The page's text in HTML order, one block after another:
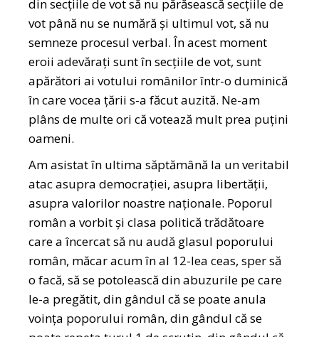
din secțiile de vot să nu părăsească secțiile de
vot până nu se numără și ultimul vot, să nu
semneze procesul verbal. În acest moment
eroii adevărați sunt în secțiile de vot, sunt
apărători ai votului românilor într-o duminică
în care vocea țării s-a făcut auzită. Ne-am
plâns de multe ori că votează mult prea puțini
oameni.
Am asistat în ultima săptămână la un veritabil
atac asupra democrației, asupra libertății,
asupra valorilor noastre naționale. Poporul
român a vorbit și clasa politică trădătoare
care a încercat să nu audă glasul poporului
român, măcar acum în al 12-lea ceas, sper să
o facă, să se potolească din abuzurile pe care
le-a pregătit, din gândul că se poate anula
voința poporului român, din gândul că se